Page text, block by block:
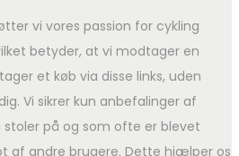
vi vores passion for cykling
betyder, at vi modtager en
et køb via disse links, uden
Vi sikrer kun anbefalinger af
på og som ofte er blevet
af andre brugere. Dette hjælper os